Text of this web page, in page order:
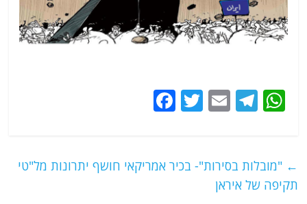
W
s
A
T
g
ra
E
l
T
er
e ← "מובלות בסירות"- בכיר אמריקאי חושף יתרונות מל"טי
תקיפה של איראן